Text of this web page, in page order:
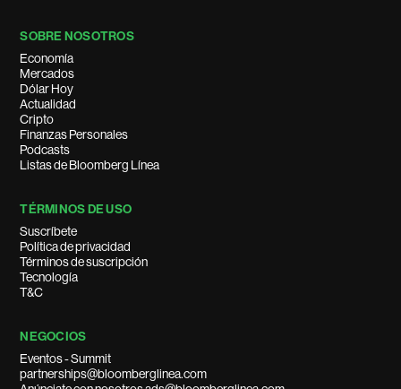
SOBRE NOSOTROS
Economía
Mercados
Dólar Hoy
Actualidad
Cripto
Finanzas Personales
Podcasts
Listas de Bloomberg Línea
TÉRMINOS DE USO
Suscríbete
Política de privacidad
Términos de suscripción
Tecnología
T&C
NEGOCIOS
Eventos - Summit
partnerships@bloomberglinea.com